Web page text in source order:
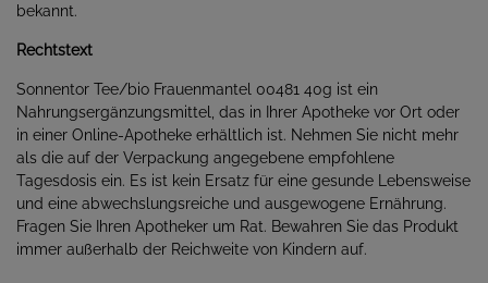
bekannt.
Rechtstext
Sonnentor Tee/bio Frauenmantel 00481 40g ist ein
Nahrungsergänzungsmittel, das in Ihrer Apotheke vor Ort oder
in einer Online-Apotheke erhältlich ist. Nehmen Sie nicht mehr
als die auf der Verpackung angegebene empfohlene
Tagesdosis ein. Es ist kein Ersatz für eine gesunde Lebensweise
und eine abwechslungsreiche und ausgewogene Ernährung.
Fragen Sie Ihren Apotheker um Rat. Bewahren Sie das Produkt
immer außerhalb der Reichweite von Kindern auf.